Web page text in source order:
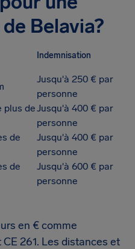
Belavia?
Indemnisation
Jusqu'à 250 € par
personne
plus deJusqu'à 400 € par
personne
de
Jusqu'à 400 € par
personne
de
Jusqu'à 600 € par
personne
en € comme
261. Les distances et